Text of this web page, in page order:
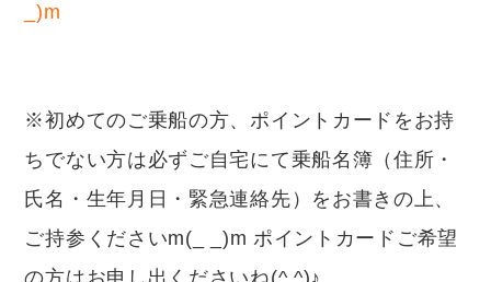
_)m
※初めてのご乗船の方、ポイントカードをお持
ちでない方は必ずご自宅にて乗船名簿（住所・
氏名・生年月日・緊急連絡先）をお書きの上、
ご持参くださいm(_ _)m ポイントカードご希望